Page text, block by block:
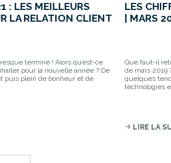
: LES MEILLEURS
LA RELATION CLIENT
terminé ! Alors qu’est-ce
pour la nouvelle année ? De
puis plein de bonheur et de
LES
| MARS
Que faut-il
de mars 2019
quelques
technologies
arrow_forward LIRE LA